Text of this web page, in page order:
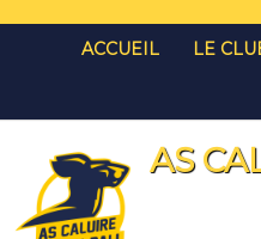
ACCUEIL LE
AS